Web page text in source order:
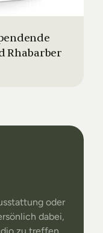
Rhabarber
oder
dabei,